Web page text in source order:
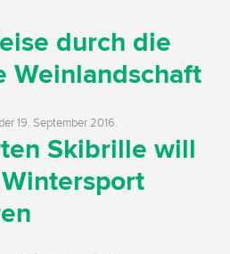
durch die
Weinlandschaft
19. September 2016.
Skibrille will